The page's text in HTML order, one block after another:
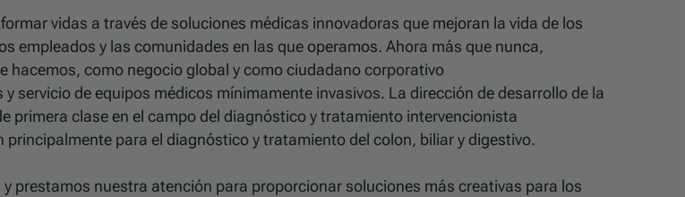
vidas a través de soluciones médicas innovadoras que mejoran la vida de los
empleados y las comunidades en las que operamos. Ahora más que nunca,
hacemos, como negocio global y como ciudadano corporativo
servicio de equipos médicos mínimamente invasivos. La dirección de desarrollo de la
clase en el campo del diagnóstico y tratamiento intervencionista
para el diagnóstico y tratamiento del colon, biliar y digestivo.
prestamos nuestra atención para proporcionar soluciones más creativas para los